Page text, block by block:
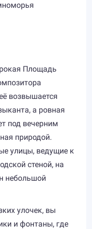
Площадь
возвышается
а ровная
под вечерним
природой.
улицы, ведущие к
стеной, на
небольшой
улочек, вы
и фонтаны, где